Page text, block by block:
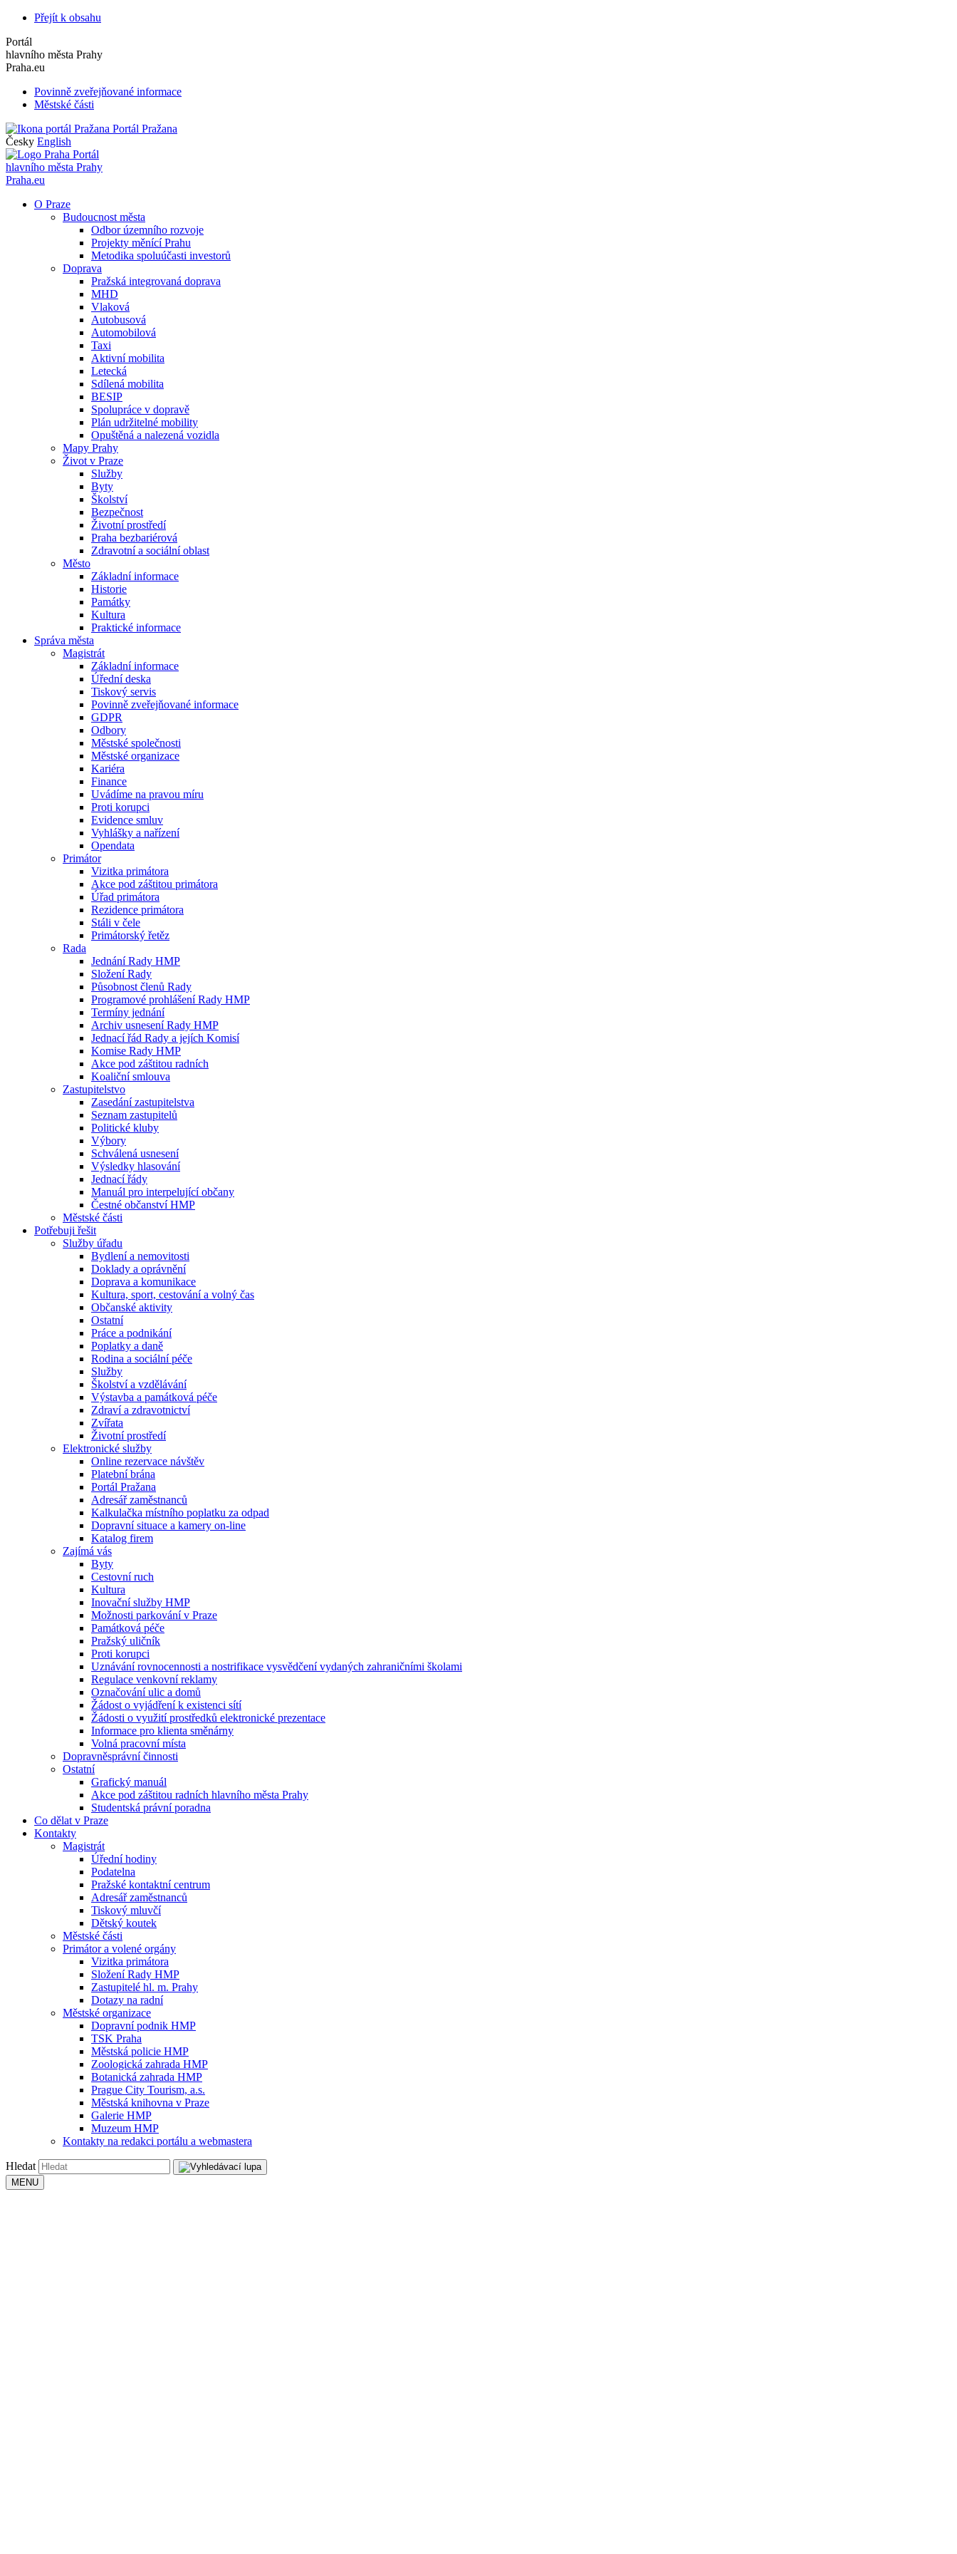
Přejít k obsahu
Portál
hlavního města Prahy
Praha.eu
Povinně zveřejňované informace
Městské části
Portál Pražana
Česky English
Portál
hlavního města Prahy
Praha.eu
O Praze
Budoucnost města
Odbor územního rozvoje
Projekty měnící Prahu
Metodika spoluúčasti investorů
Doprava
Pražská integrovaná doprava
MHD
Vlaková
Autobusová
Automobilová
Taxi
Aktivní mobilita
Letecká
Sdílená mobilita
BESIP
Spolupráce v dopravě
Plán udržitelné mobility
Opuštěná a nalezená vozidla
Mapy Prahy
Život v Praze
Služby
Byty
Školství
Bezpečnost
Životní prostředí
Praha bezbariérová
Zdravotní a sociální oblast
Město
Základní informace
Historie
Památky
Kultura
Praktické informace
Správa města
Magistrát
Základní informace
Úřední deska
Tiskový servis
Povinně zveřejňované informace
GDPR
Odbory
Městské společnosti
Městské organizace
Kariéra
Finance
Uvádíme na pravou míru
Proti korupci
Evidence smluv
Vyhlášky a nařízení
Opendata
Primátor
Vizitka primátora
Akce pod záštitou primátora
Úřad primátora
Rezidence primátora
Stáli v čele
Primátorský řetěz
Rada
Jednání Rady HMP
Složení Rady
Působnost členů Rady
Programové prohlášení Rady HMP
Termíny jednání
Archiv usnesení Rady HMP
Jednací řád Rady a jejích Komisí
Komise Rady HMP
Akce pod záštitou radních
Koaliční smlouva
Zastupitelstvo
Zasedání zastupitelstva
Seznam zastupitelů
Politické kluby
Výbory
Schválená usnesení
Výsledky hlasování
Jednací řády
Manuál pro interpelující občany
Čestné občanství HMP
Městské části
Potřebuji řešit
Služby úřadu
Bydlení a nemovitosti
Doklady a oprávnění
Doprava a komunikace
Kultura, sport, cestování a volný čas
Občanské aktivity
Ostatní
Práce a podnikání
Poplatky a daně
Rodina a sociální péče
Služby
Školství a vzdělávání
Výstavba a památková péče
Zdraví a zdravotnictví
Zvířata
Životní prostředí
Elektronické služby
Online rezervace návštěv
Platební brána
Portál Pražana
Adresář zaměstnanců
Kalkulačka místního poplatku za odpad
Dopravní situace a kamery on-line
Katalog firem
Zajímá vás
Byty
Cestovní ruch
Kultura
Inovační služby HMP
Možnosti parkování v Praze
Památková péče
Pražský uličník
Proti korupci
Uznávání rovnocennosti a nostrifikace vysvědčení vydaných zahraničními školami
Regulace venkovní reklamy
Označování ulic a domů
Žádost o vyjádření k existenci sítí
Žádosti o využití prostředků elektronické prezentace
Informace pro klienta směnárny
Volná pracovní místa
Dopravněsprávní činnosti
Ostatní
Grafický manuál
Akce pod záštitou radních hlavního města Prahy
Studentská právní poradna
Co dělat v Praze
Kontakty
Magistrát
Úřední hodiny
Podatelna
Pražské kontaktní centrum
Adresář zaměstnanců
Tiskový mluvčí
Dětský koutek
Městské části
Primátor a volené orgány
Vizitka primátora
Složení Rady HMP
Zastupitelé hl. m. Prahy
Dotazy na radní
Městské organizace
Dopravní podnik HMP
TSK Praha
Městská policie HMP
Zoologická zahrada HMP
Botanická zahrada HMP
Prague City Tourism, a.s.
Městská knihovna v Praze
Galerie HMP
Muzeum HMP
Kontakty na redakci portálu a webmastera
Hledat
MENU